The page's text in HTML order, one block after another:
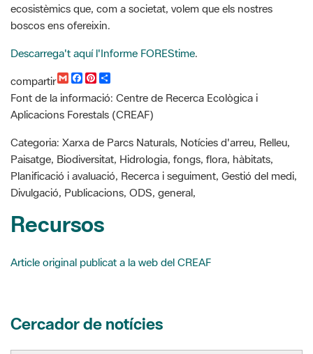
compartir
G
a
i
F
c
e
b
o
o
k
P
n
t
e
r
e
s
t
m
p
t
i
r
Font de la informació: Centre de Recerca Ecològica i
Aplicacions Forestals (CREAF)
Categoria: Xarxa de Parcs Naturals, Notícies d'arreu, Relleu,
Paisatge, Biodiversitat, Hidrologia, fongs, flora, hàbitats,
Planificació i avaluació, Recerca i seguiment, Gestió del medi,
Divulgació, Publicacions, ODS, general,
Recursos
Cercador de notícies